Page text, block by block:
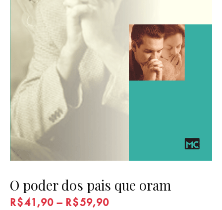
O poder dos pais que oram
R$41,90 – R$59,90